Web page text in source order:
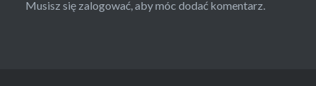
Musisz się zalogować, aby móc dodać komentarz.